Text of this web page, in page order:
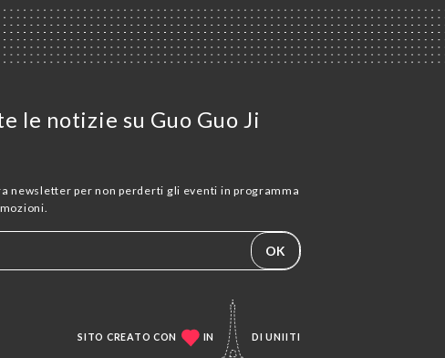
le notizie su Guo Guo Ji
newsletter per non perderti gli eventi in programma
OK
SITO CREATO CON IN DIUNIITI